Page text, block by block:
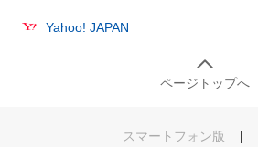
Yahoo! JAPAN
ページトップへ
スマートフォン版 |